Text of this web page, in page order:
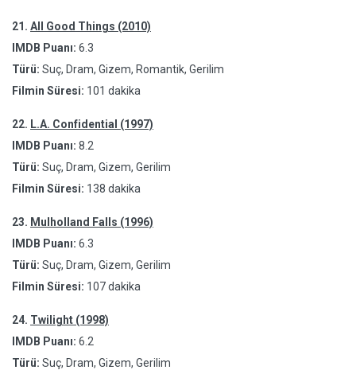
21. All Good Things (2010)
IMDB Puanı: 6.3
Türü: Suç, Dram, Gizem, Romantik, Gerilim
Filmin Süresi: 101 dakika
22. L.A. Confidential (1997)
IMDB Puanı: 8.2
Türü: Suç, Dram, Gizem, Gerilim
Filmin Süresi: 138 dakika
23. Mulholland Falls (1996)
IMDB Puanı: 6.3
Türü: Suç, Dram, Gizem, Gerilim
Filmin Süresi: 107 dakika
24. Twilight (1998)
IMDB Puanı: 6.2
Türü: Suç, Dram, Gizem, Gerilim